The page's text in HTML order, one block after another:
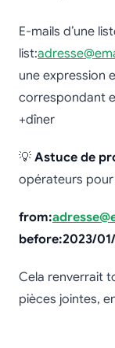
E-mails d’une
list:
une expression
correspondant
+dîner
💡 Astuce de
opérateurs
from:
before:2023/
Cela renverrait
pièces jointes,